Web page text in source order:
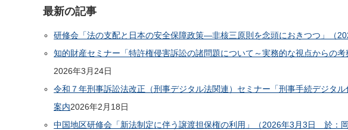
最新の記事
研修会「法の支配と日本の安全保障政策―非核三原則を念頭におきつつ」（
知的財産セミナー「特許権侵害訴訟の諸問題について～実務的な視点からの
2026年3月24日
令和７年刑事訴訟法改正（刑事デジタル法関連）セミナー「刑事手続デジタ
案内2026年2月18日
中国地区研修会「新法制定に伴う譲渡担保権の利用」（2026年3月3日 於：